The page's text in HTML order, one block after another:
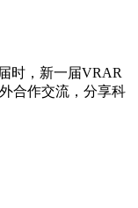
时，新一届VRAR
合作交流，分享科